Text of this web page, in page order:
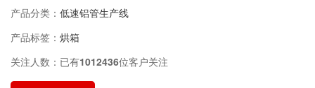
产品分类： 低速铝管生产线
产品标签： 烘箱
关注人数：已有1012436位客户关注